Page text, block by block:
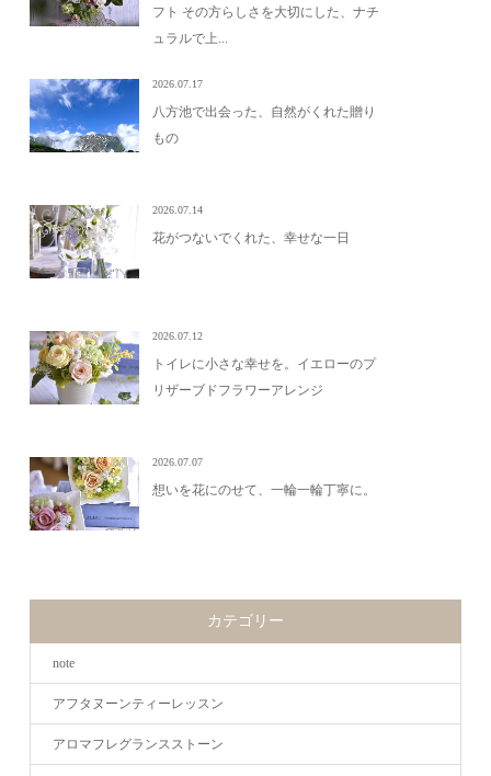
フト その方らしさを大切にした、ナチ
ュラルで上...
2026.07.17
八方池で出会った、自然がくれた贈り
もの
2026.07.14
花がつないでくれた、幸せな一日
2026.07.12
トイレに小さな幸せを。イエローのプ
リザーブドフラワーアレンジ
2026.07.07
想いを花にのせて、一輪一輪丁寧に。
カテゴリー
note
アフタヌーンティーレッスン
アロマフレグランスストーン